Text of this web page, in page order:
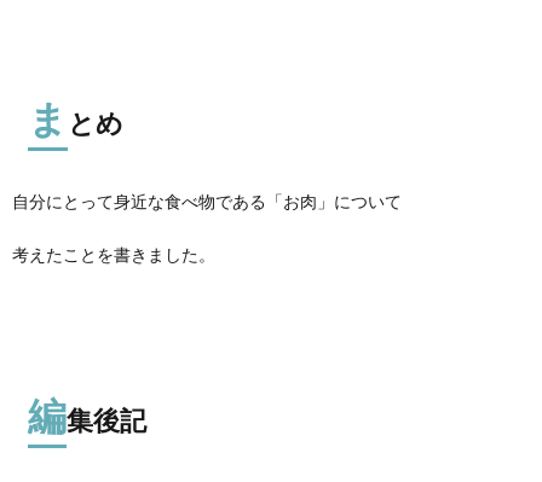
ま とめ
自分にとって身近な食べ物である「お肉」について
考えたことを書きました。
編集後記